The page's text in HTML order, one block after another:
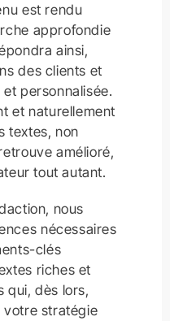
est rendu
approfondie
ainsi,
des clients et
personnalisée.
et naturellement
textes, non
amélioré,
tout autant.
nous
nécessaires
clés
riches et
qui, dès lors,
votre stratégie